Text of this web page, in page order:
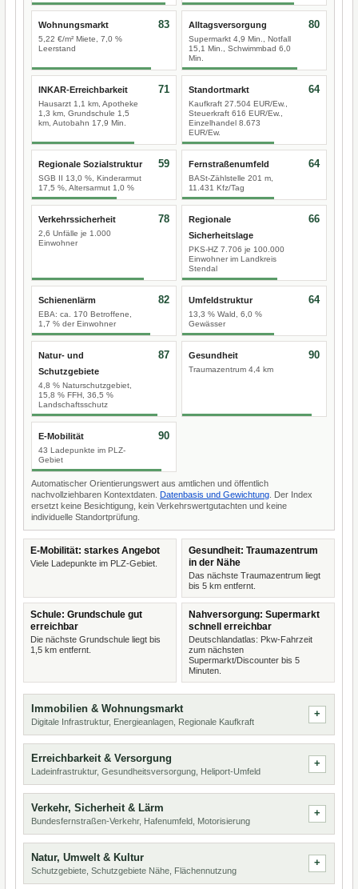
Wohnungsmarkt
5,22 €/m² Miete, 7,0 %
Leerstand
83 Alltagsversorgung
Supermarkt 4,9 Min., Notfall
15,1 Min., Schwimmbad 6,0
Min.
80
INKAR-Erreichbarkeit
Hausarzt 1,1 km, Apotheke
1,3 km, Grundschule 1,5
km, Autobahn 17,9 Min.
71 Standortmarkt
Kaufkraft 27.504 EUR/Ew.,
Steuerkraft 616 EUR/Ew.,
Einzelhandel 8.673
EUR/Ew.
64
Regionale Sozialstruktur
SGB II 13,0 %, Kinderarmut
17,5 %, Altersarmut 1,0 %
59 Fernstraßenumfeld
BASt-Zählstelle 201 m,
11.431 Kfz/Tag
64
Verkehrssicherheit
2,6 Unfälle je 1.000
Einwohner
78
Regionale
Sicherheitslage
PKS-HZ 7.706 je 100.000
Einwohner im Landkreis
Stendal
66
Schienenlärm
EBA: ca. 170 Betroffene,
1,7 % der Einwohner
82 Umfeldstruktur
13,3 % Wald, 6,0 %
Gewässer
64
Natur- und
Schutzgebiete
4,8 % Naturschutzgebiet,
15,8 % FFH, 36,5 %
Landschaftsschutz
87 Gesundheit
Traumazentrum 4,4 km
90
E-Mobilität
43 Ladepunkte im PLZ-
Gebiet
90
Automatischer Orientierungswert aus amtlichen und öffentlich
nachvollziehbaren Kontextdaten. Datenbasis und Gewichtung . Der Index
ersetzt keine Besichtigung, kein Verkehrswertgutachten und keine
individuelle Standortprüfung.
E-Mobilität: starkes Angebot
Viele Ladepunkte im PLZ-Gebiet.
Gesundheit: Traumazentrum
in der Nähe
Das nächste Traumazentrum liegt
bis 5 km entfernt.
Schule: Grundschule gut
erreichbar
Die nächste Grundschule liegt bis
1,5 km entfernt.
Nahversorgung: Supermarkt
schnell erreichbar
Deutschlandatlas: Pkw-Fahrzeit
zum nächsten
Supermarkt/Discounter bis 5
Minuten.
Immobilien & Wohnungsmarkt
Digitale Infrastruktur, Energieanlagen, Regionale Kaufkraft
Erreichbarkeit & Versorgung
Ladeinfrastruktur, Gesundheitsversorgung, Heliport-Umfeld
Verkehr, Sicherheit & Lärm
Bundesfernstraßen-Verkehr, Hafenumfeld, Motorisierung
Natur, Umwelt & Kultur
Schutzgebiete, Schutzgebiete Nähe, Flächennutzung